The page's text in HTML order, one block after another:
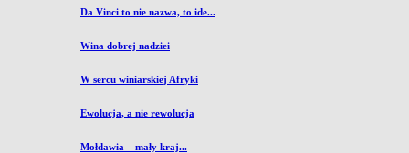
Da Vinci to nie nazwa, to ide...
Wina dobrej nadziei
W sercu winiarskiej Afryki
Ewolucja, a nie rewolucja
Mołdawia – mały kraj...